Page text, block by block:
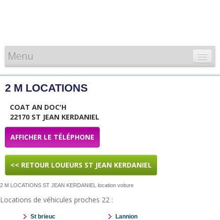
Menu
CARTE DE FRANCE
LOUEURS & PROFESSIONNELS
2 M LOCATIONS
COAT AN DOC'H
22170 ST JEAN KERDANIEL
AFFICHER LE TÉLÉPHONE
<< RETOUR LOUEURS ST JEAN KERDANIEL
2 M LOCATIONS ST JEAN KERDANIEL location voiture
Locations de véhicules proches 22 :
St brieuc Lannion